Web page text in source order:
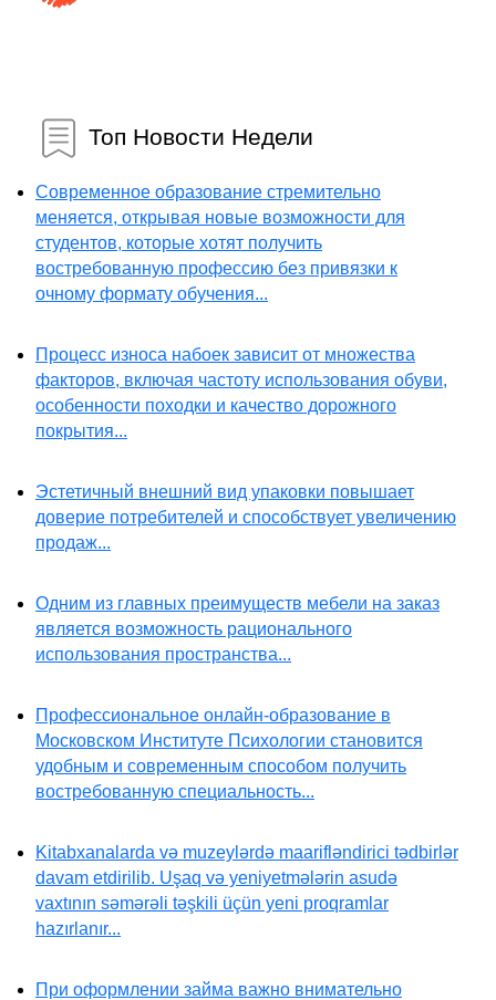
Топ Новости Недели
Современное образование стремительно
меняется, открывая новые возможности для
студентов, которые хотят получить
востребованную профессию без привязки к
очному формату обучения...
Процесс износа набоек зависит от множества
факторов, включая частоту использования обуви,
особенности походки и качество дорожного
покрытия...
Эстетичный внешний вид упаковки повышает
доверие потребителей и способствует увеличению
продаж...
Одним из главных преимуществ мебели на заказ
является возможность рационального
использования пространства...
Профессиональное онлайн-образование в
Московском Институте Психологии становится
удобным и современным способом получить
востребованную специальность...
Kitabxanalarda və muzeylərdə maarifləndirici tədbirlər
davam etdirilib. Uşaq və yeniyetmələrin asudə
vaxtının səmərəli təşkili üçün yeni proqramlar
hazırlanır...
При оформлении займа важно внимательно